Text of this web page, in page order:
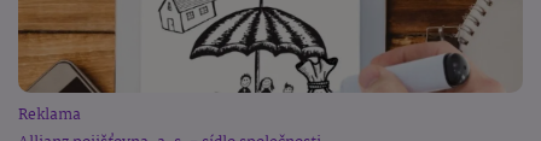
Reklama